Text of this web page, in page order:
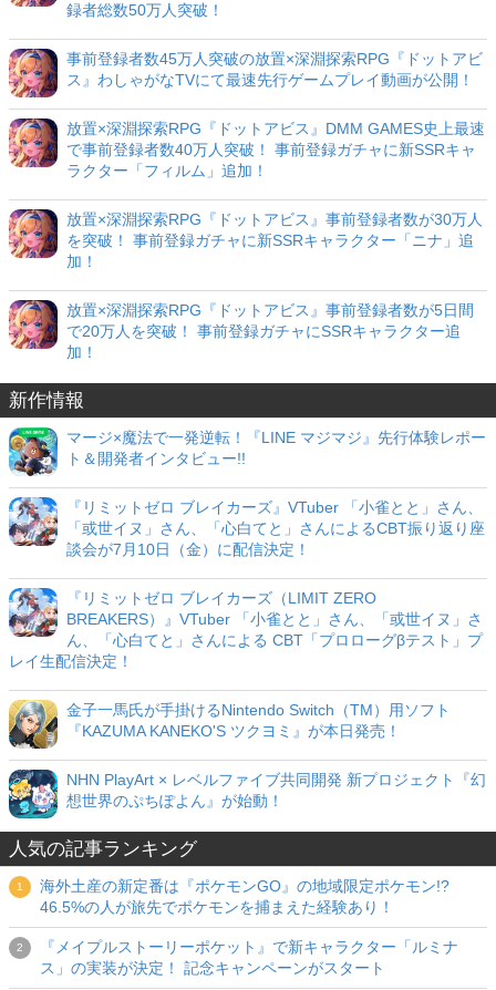
録者総数50万人突破！
事前登録者数45万人突破の放置×深淵探索RPG『ドットアビ
ス』わしゃがなTVにて最速先行ゲームプレイ動画が公開！
放置×深淵探索RPG『ドットアビス』DMM GAMES史上最速
で事前登録者数40万人突破！ 事前登録ガチャに新SSRキャ
ラクター「フィルム」追加！
放置×深淵探索RPG『ドットアビス』事前登録者数が30万人
を突破！ 事前登録ガチャに新SSRキャラクター「ニナ」追
加！
放置×深淵探索RPG『ドットアビス』事前登録者数が5日間
で20万人を突破！ 事前登録ガチャにSSRキャラクター追
加！
新作情報
マージ×魔法で一発逆転！『LINE マジマジ』先行体験レポー
ト＆開発者インタビュー!!
『リミットゼロ ブレイカーズ』VTuber 「小雀とと」さん、
「或世イヌ」さん、「心白てと」さんによるCBT振り返り座
談会が7月10日（金）に配信決定！
『リミットゼロ ブレイカーズ（LIMIT ZERO
BREAKERS）』VTuber 「小雀とと」さん、「或世イヌ」さ
ん、「心白てと」さんによる CBT「プロローグβテスト」プ
レイ生配信決定！
金子一馬氏が手掛けるNintendo Switch（TM）用ソフト
『KAZUMA KANEKO'S ツクヨミ』が本日発売！
NHN PlayArt × レベルファイブ共同開発 新プロジェクト『幻
想世界のぷちぽよん』が始動！
人気の記事ランキング
海外土産の新定番は『ポケモンGO』の地域限定ポケモン!?
46.5%の人が旅先でポケモンを捕まえた経験あり！
『メイプルストーリーポケット』で新キャラクター「ルミナ
ス」の実装が決定！ 記念キャンペーンがスタート